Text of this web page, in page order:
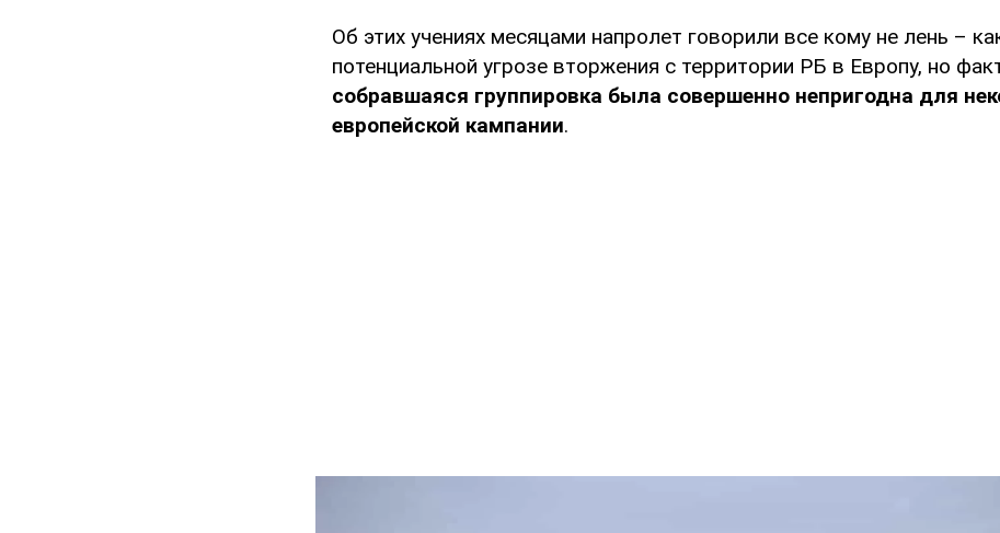
Об этих учениях месяцами напролет говорили все кому не лень –
потенциальной угрозе вторжения с территории РБ в Европу, но
собравшаяся группировка была совершенно непригодна для
европейской кампании.